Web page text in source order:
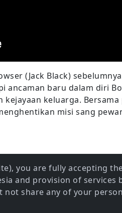
(Jack Black)
ancaman baru dalam diri
keluarga.
misi sang
you are fully accepting
and provision of
not share any of your